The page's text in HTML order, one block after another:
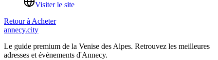
Visiter le site
Retour à Acheter
annecy.city
Le guide premium de la Venise des Alpes. Retrouvez les meilleures
adresses et événements d'Annecy.